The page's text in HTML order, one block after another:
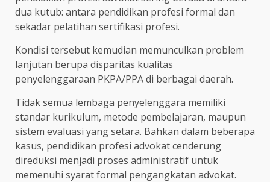
dua kutub: antara pendidikan profesi formal dan
sekadar pelatihan sertifikasi profesi.
Kondisi tersebut kemudian memunculkan problem
lanjutan berupa disparitas kualitas
penyelenggaraan PKPA/PPA di berbagai daerah.
Tidak semua lembaga penyelenggara memiliki
standar kurikulum, metode pembelajaran, maupun
sistem evaluasi yang setara. Bahkan dalam beberapa
kasus, pendidikan profesi advokat cenderung
direduksi menjadi proses administratif untuk
memenuhi syarat formal pengangkatan advokat.